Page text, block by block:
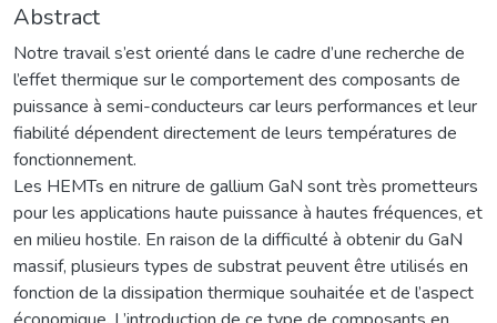
Abstract
Notre travail s’est orienté dans le cadre d’une recherche de
l’effet thermique sur le comportement des composants de
puissance à semi-conducteurs car leurs performances et leur
fiabilité dépendent directement de leurs températures de
fonctionnement.
Les HEMTs en nitrure de gallium GaN sont très prometteurs
pour les applications haute puissance à hautes fréquences, et
en milieu hostile. En raison de la difficulté à obtenir du GaN
massif, plusieurs types de substrat peuvent être utilisés en
fonction de la dissipation thermique souhaitée et de l’aspect